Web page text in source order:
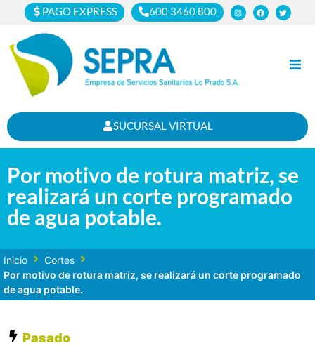
PAGO EXPRESS 600 3460 800
Clientes
Cortes
Noticias
Nosotros
SUCURSAL VIRTUAL
Por motivo de rotura matriz, se
realizará un corte programado
de agua potable.
Inicio
Cortes
Por motivo de rotura matriz, se realizará un corte programado
de agua potable.
Pasado